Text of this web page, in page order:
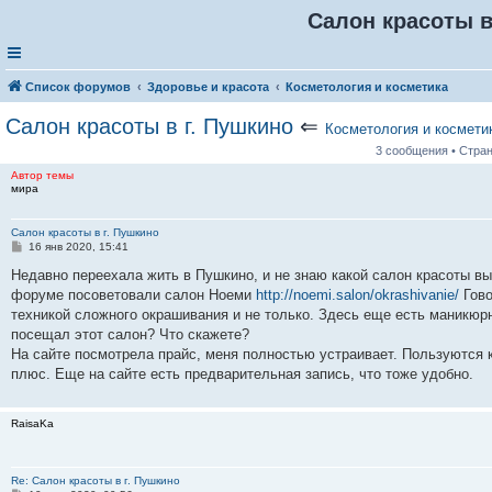
Салон красоты
Список форумов Здоровье и красота Косметология и косметика
Салон красоты в г. Пушкино ⇐ Косметология и
3 сообщения •
Автор темы
мира
Салон красоты в г. Пушкино
С
о
б
щ
е
и
е
16 янв 2020, 15:41
Недавно переехала жить в Пушкино, и не знаю какой салон красоты
форуме посоветовали салон Ноеми http://noemi.salon/okrashivanie/
техникой сложного окрашивания и не только. Здесь еще есть
посещал этот салон? Что скажете?
На сайте посмотрела прайс, меня полностью устраивает.
плюс. Еще на сайте есть предварительная запись, что тоже удобно.
RaisaKa
Re: Салон красоты в г. Пушкино